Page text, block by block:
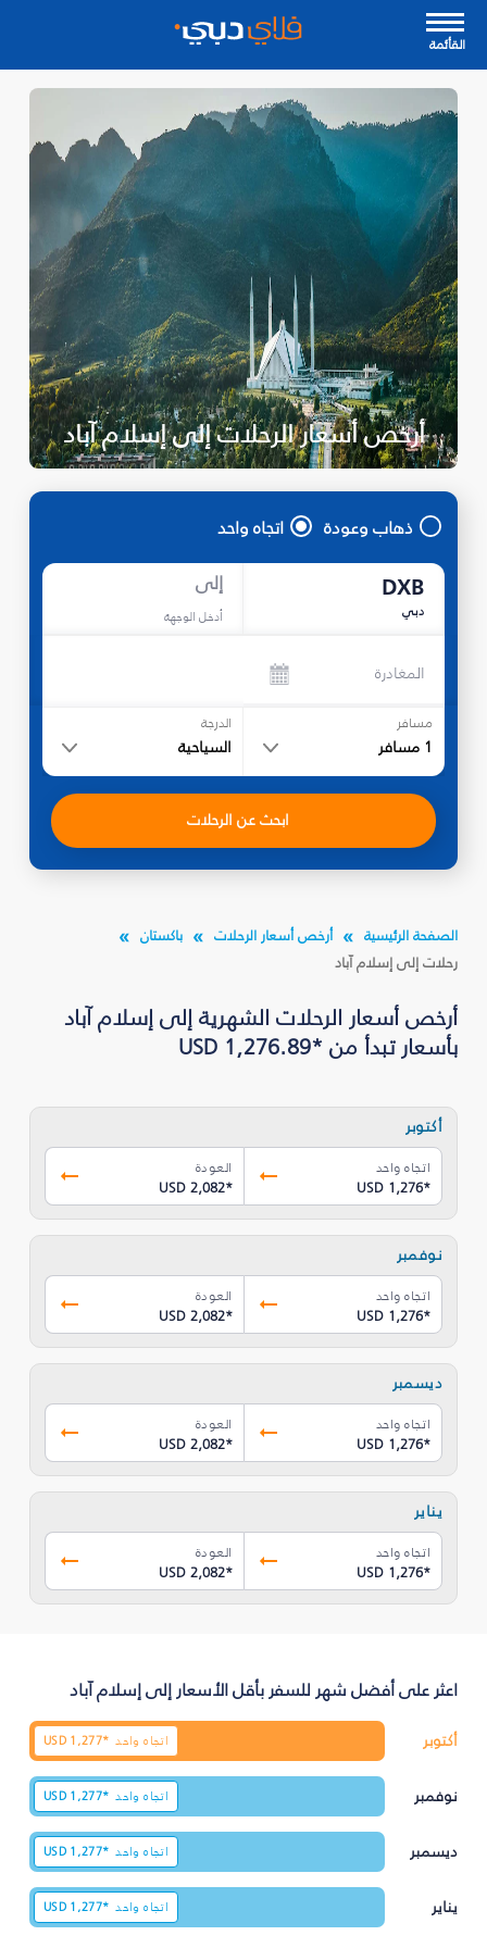
القأئمة
أرخص أسعار الرحلات إلى إسلام آباد
ذهاب وعودة اتجاه واحد
DXB
دبي
إلى
أدخل الوجهة
المغادرة
مسافر
1 مسافر
الدرجة
السياحية
ابحث عن الرحلات
الصفحة الرئيسية أرخص أسعار الرحلات
باكستان
رحلات إلى إسلام آباد
أرخص أسعار الرحلات الشهرية إلى إسلام آباد
بأسعار تبدأ من *USD 1,276.89
أكتوبر
اتجاه واحد
USD 1,276*
العودة
USD 2,082*
نوفمبر
اتجاه واحد
USD 1,276*
العودة
USD 2,082*
ديسمبر
اتجاه واحد
USD 1,276*
العودة
USD 2,082*
يناير
اتجاه واحد
USD 1,276*
العودة
USD 2,082*
اعثر على أفضل شهر للسفر بأقل الأسعار إلى إسلام آباد
أكتوبر اتجاه واحد USD 1,277*
نوفمبر اتجاه واحد USD 1,277*
ديسمبر اتجاه واحد USD 1,277*
يناير اتجاه واحد USD 1,277*